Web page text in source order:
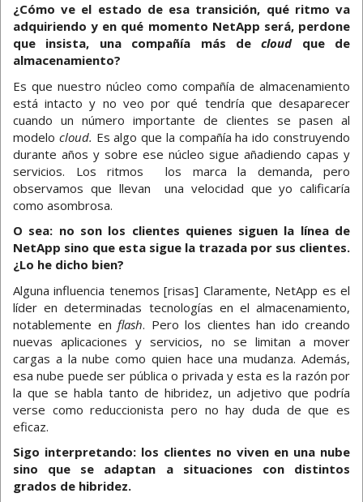
¿Cómo ve el estado de esa transición, qué ritmo va
adquiriendo y en qué momento NetApp será, perdone
que insista, una compañía más decloudque de
almacenamiento?
Es que nuestro núcleo como compañía de almacenamiento
está intacto y no veo por qué tendría que desaparecer
cuando un número importante de clientes se pasen al
modelo cloud. Es algo que la compañía ha ido construyendo
durante años y sobre ese núcleo sigue añadiendo capas y
servicios. Los ritmos los marca la demanda, pero
observamos que llevan una velocidad que yo calificaría
como asombrosa.
O sea: no son los clientes quienes siguen la línea de
NetApp sino que esta sigue la trazada por sus clientes.
¿Lo he dicho bien?
Alguna influencia tenemos [risas] Claramente, NetApp es el
líder en determinadas tecnologías en el almacenamiento,
notablemente en flash. Pero los clientes han ido creando
nuevas aplicaciones y servicios, no se limitan a mover
cargas a la nube como quien hace una mudanza. Además,
esa nube puede ser pública o privada y esta es la razón por
la que se habla tanto de hibridez, un adjetivo que podría
verse como reduccionista pero no hay duda de que es
eficaz.
Sigo interpretando: los clientes no viven en una nube
sino que se adaptan a situaciones con distintos
grados de hibridez.